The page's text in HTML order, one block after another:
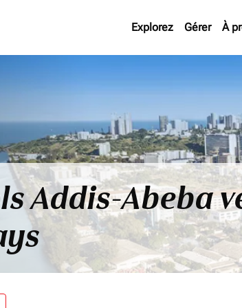
Explorez Gérer À
Addis-Abeba